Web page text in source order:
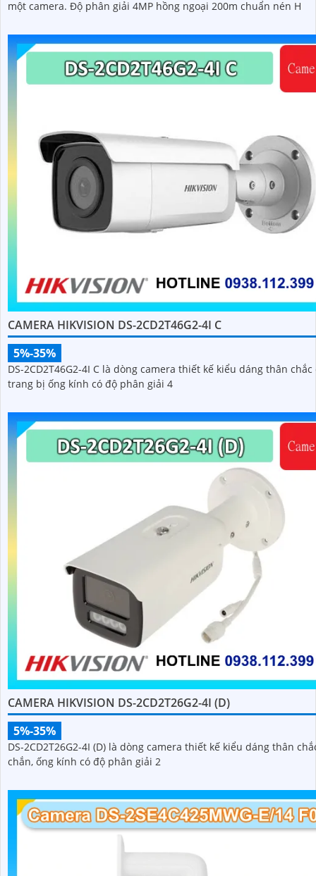
một camera. Độ phân giải 4MP hồng ngoại 200m chuẩn nén H
CAMERA HIKVISION DS-2CD2T46G2-4I C
5%-35%
DS-2CD2T46G2-4I C là dòng camera thiết kế kiểu dáng thân chắc
trang bị ống kính có độ phân giải 4
CAMERA HIKVISION DS-2CD2T26G2-4I (D)
5%-35%
DS-2CD2T26G2-4I (D) là dòng camera thiết kế kiểu dáng thân
chắn, ống kính có độ phân giải 2